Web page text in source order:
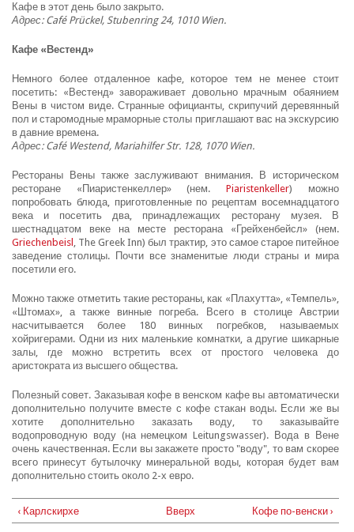
Кафе в этот день было закрыто.
Адрес: Café Prückel, Stubenring 24, 1010 Wien.
Кафе «Вестенд»
Немного более отдаленное кафе, которое тем не менее стоит
посетить: «Вестенд» завораживает довольно мрачным обаянием
Вены в чистом виде. Странные официанты, скрипучий деревянный
пол и старомодные мраморные столы приглашают вас на экскурсию
в давние времена.
Адрес: Café Westend, Mariahilfer Str. 128, 1070 Wien.
Рестораны Вены также заслуживают внимания. В историческом
ресторане «Пиаристенкеллер» (нем.Piaristenkeller) можно
попробовать блюда, приготовленные по рецептам восемнадцатого
века и посетить два, принадлежащих ресторану музея. В
шестнадцатом веке на месте ресторана «Грейхенбейсл» (нем.
Griechenbeisl , The Greek Inn) был трактир, это самое старое питейное
заведение столицы. Почти все знаменитые люди страны и мира
посетили его.
Можно также отметить такие рестораны, как «Плахутта», «Темпель»,
«Штомах», а также винные погреба. Всего в столице Австрии
насчитывается более 180 винных погребков, называемых
хойригерами. Одни из них маленькие комнатки, а другие шикарные
залы, где можно встретить всех от простого человека до
аристократа из высшего общества.
Полезный совет. Заказывая кофе в венском кафе вы автоматически
дополнительно получите вместе с кофе стакан воды. Если же вы
хотите дополнительно заказать воду, то заказывайте
водопроводную воду (на немецком Leitungswasser). Вода в Вене
очень качественная. Если вы закажете просто "воду", то вам скорее
всего принесут бутылочку минеральной воды, которая будет вам
дополнительно стоить около 2-х евро.
‹ Карлскирхе Вверх Кофе по-венски ›